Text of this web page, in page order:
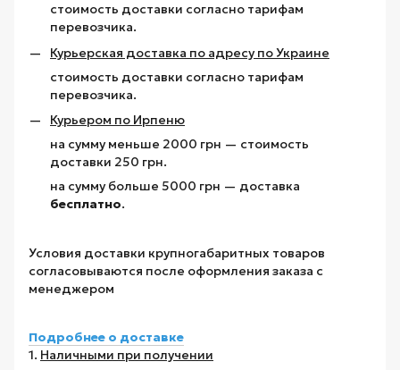
стоимость доставки согласно тарифам
перевозчика.
Курьерская доставка по адресу по Украине
стоимость доставки согласно тарифам
перевозчика.
Курьером по Ирпеню
на сумму меньше 2000 грн — стоимость
доставки 250 грн.
на сумму больше 5000 грн — доставка
бесплатно.
Условия доставки крупногабаритных товаров
согласовываются после оформления заказа с
менеджером
Подробнее о доставке
1. Наличными при получении